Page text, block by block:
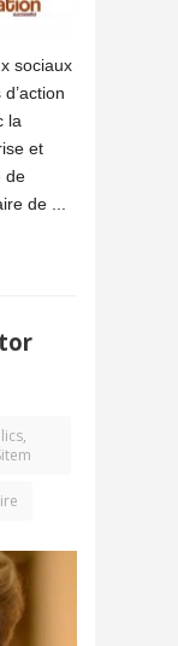
sociaux
la
et
de
de ...
,